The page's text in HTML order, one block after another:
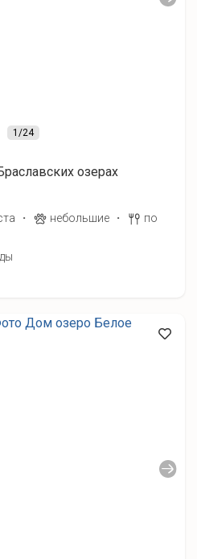
1/24
озерах
· небольшие ·
по